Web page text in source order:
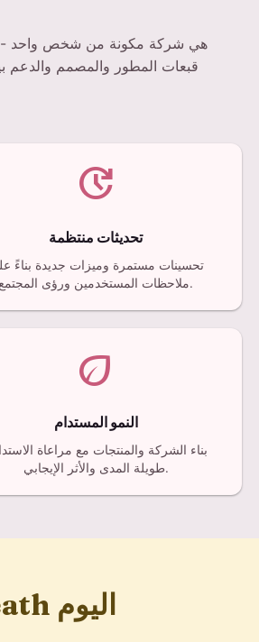
قبعات المطور والمصمم والدعم
update
تحديثات منتظمة
تحسينات مستمرة وميزات جديدة بناءً
ملاحظات المستخدمين ورؤى المجتمع.
eco
النمو المستدام
بناء الشركة والمنتجات مع مراعاة
طويلة المدى والأثر الإيجابي.
جرب Mantra Breath اليوم